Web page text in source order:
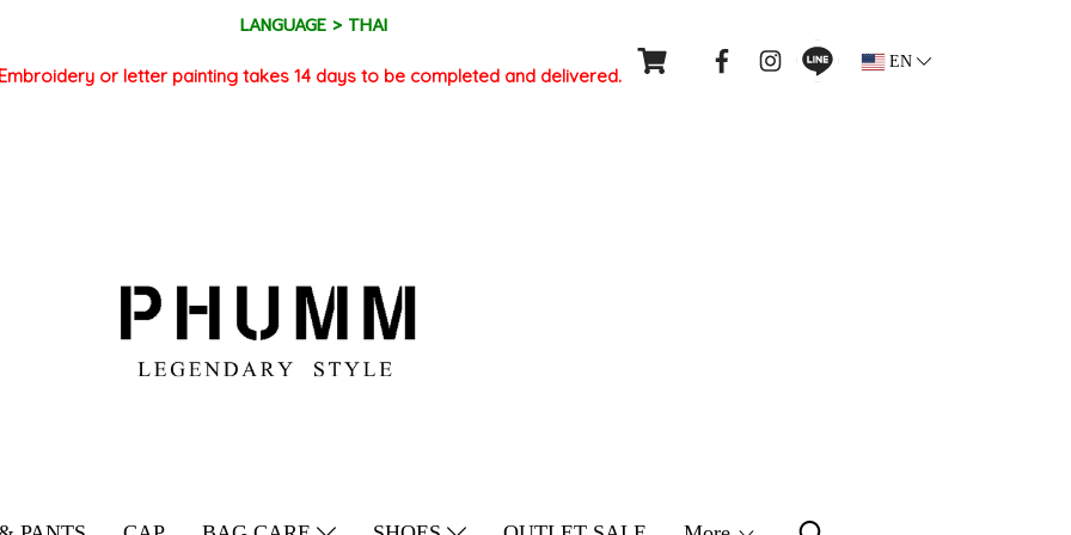
LANGUAGE > THAI
Embroidery or letter painting takes 14 days to be completed and delivered.
EN